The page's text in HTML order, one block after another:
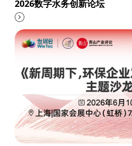
2026数字水务创新论坛